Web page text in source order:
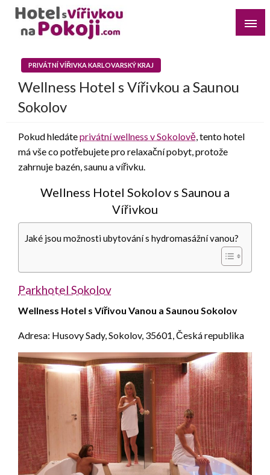
Skip
content
pokoji v destinaci, kterou preferujete
PRIVÁTNÍ VÍŘIVKA KARLOVARSKÝ KRAJ
Wellness Hotel s Vířivkou a Saunou
Sokolov
Pokud hledáteprivátní wellness v Sokolově, tento hotel
má vše co potřebujete pro relaxační pobyt, protože
zahrnuje bazén, saunu a vířivku.
Wellness Hotel Sokolov s Saunou a
Vířivkou
Jaké jsou možnosti ubytování s hydromasážní vanou?
Parkhotel Sokolov
Wellness Hotel s Vířivou Vanou a Saunou Sokolov
Adresa: Husovy Sady, Sokolov, 35601, Česká republika